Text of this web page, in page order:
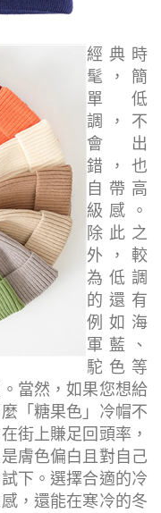
經典時
髦， 簡
單低
調
，不
會出
錯，也
自帶高
級感。
除此之
外，較
為低調
的還有
例如 海
軍藍、
駝色等
當然，如果您想給
「糖果色」 冷帽不
街上賺足回頭率，
膚色偏白且對自己
下。選擇合適的冷
，還能在寒冷的冬